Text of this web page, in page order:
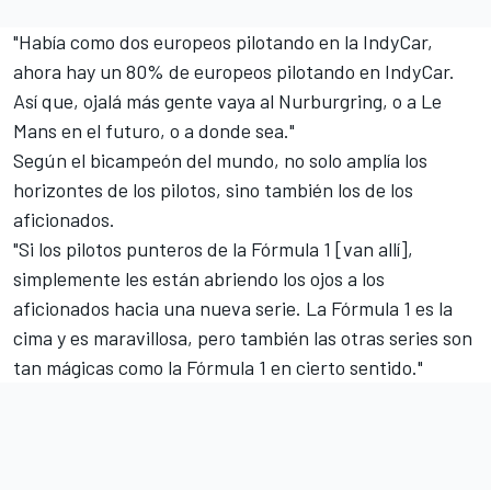
"Había como dos europeos pilotando en la IndyCar,
ahora hay un 80% de europeos pilotando en IndyCar.
Así que, ojalá más gente vaya al Nurburgring, o a Le
Mans en el futuro, o a donde sea."
Según el bicampeón del mundo, no solo amplía los
horizontes de los pilotos, sino también los de los
aficionados.
"Si los pilotos punteros de la Fórmula 1 [van allí],
simplemente les están abriendo los ojos a los
aficionados hacia una nueva serie. La Fórmula 1 es la
cima y es maravillosa, pero también las otras series son
tan mágicas como la Fórmula 1 en cierto sentido."